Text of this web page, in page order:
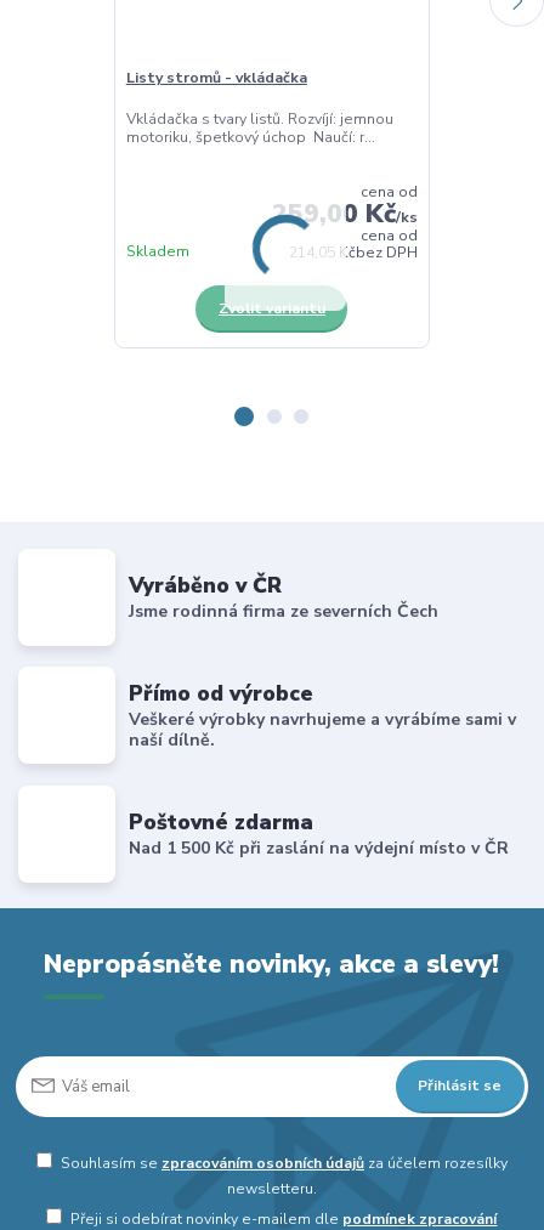
Listy stromů - vkládačka
Vkládačka s tvary listů. Rozvíjí: jemnou
motoriku, špetkový úchop Naučí: r...
cena od
259,00 Kč/ks
cena od
214,05 Kčbez DPH
Skladem
Zvolit variantu
Vyráběno v ČR
Jsme rodinná firma ze severních Čech
Přímo od výrobce
Veškeré výrobky navrhujeme a vyrábíme sami v
naší dílně.
Poštovné zdarma
Nad 1 500 Kč při zaslání na výdejní místo v ČR
Nepropásněte novinky, akce a slevy!
Přihlásit se
Souhlasím se zpracováním osobních údajůza účelem rozesílky
newsletteru.
Přeji si odebírat novinky e-mailem dle podmínek zpracování